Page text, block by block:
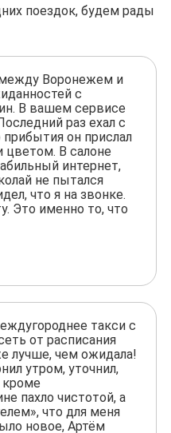
поездок, будем рады
между Воронежем и
с
В вашем сервисе
раз ехал с
он прислал
В салоне
интернет,
не пытался
что я на звонке.
Это именно то, что
такси с
от расписания
лучше, чем ожидала!
утром, уточнил,
пахло чистотой, а
что для меня
новое, Артём